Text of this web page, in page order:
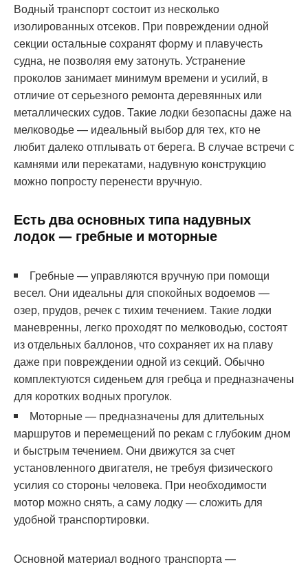
Водный транспорт состоит из несколько
изолированных отсеков. При повреждении одной
секции остальные сохранят форму и плавучесть
судна, не позволяя ему затонуть. Устранение
проколов занимает минимум времени и усилий, в
отличие от серьезного ремонта деревянных или
металлических судов. Такие лодки безопасны даже на
мелководье — идеальный выбор для тех, кто не
любит далеко отплывать от берега. В случае встречи с
камнями или перекатами, надувную конструкцию
можно попросту перенести вручную.
Есть два основных типа надувных
лодок — гребные и моторные
Гребные — управляются вручную при помощи
весел. Они идеальны для спокойных водоемов —
озер, прудов, речек с тихим течением. Такие лодки
маневренны, легко проходят по мелководью, состоят
из отдельных баллонов, что сохраняет их на плаву
даже при повреждении одной из секций. Обычно
комплектуются сиденьем для гребца и предназначены
для коротких водных прогулок.
Моторные — предназначены для длительных
маршрутов и перемещений по рекам с глубоким дном
и быстрым течением. Они движутся за счет
установленного двигателя, не требуя физического
усилия со стороны человека. При необходимости
мотор можно снять, а саму лодку — сложить для
удобной транспортировки.
Основной материал водного транспорта —